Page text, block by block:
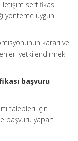
sertifikası
yönteme uygun
kararı ve
yetkilendirmek
başvuru
talepleri için
başvuru yapar: